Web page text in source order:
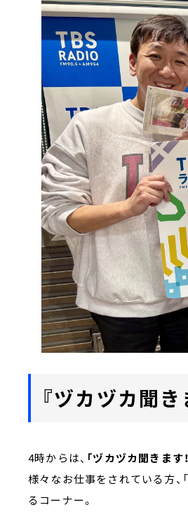
『ヅカヅカ聞き
4時からは、 「ヅカヅカ聞きます
様々なお仕事をされている方、
るコーナー。